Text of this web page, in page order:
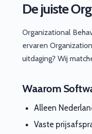
De juiste
Organizational
ervaren
uitdaging? Wij
Waarom
Alleen
Vaste